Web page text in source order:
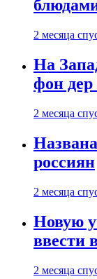
2 месяца
На
фон дер
2 месяца
россиян
2 месяца
Новую
ввести
2 месяца